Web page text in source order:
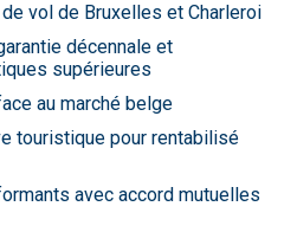
vol de Bruxelles et Charleroi
décennale et
supérieures
au marché belge
touristique pour rentabilisé
avec accord mutuelles